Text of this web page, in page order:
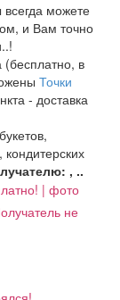
можете
и Вам точно
(бесплатно, в
Точки
- доставка
, ..
| фото
не